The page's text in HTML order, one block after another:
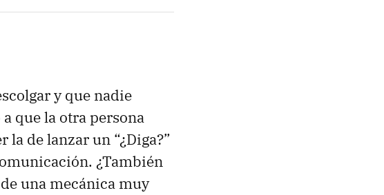
y que nadie
que la otra persona
de lanzar un “¿Diga?”
¿También
una mecánica muy